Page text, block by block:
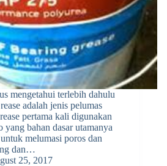
mengetahui terlebih dahulu
adalah jenis pelumas
pertama kali digunakan
yang bahan dasar utamanya
melumasi poros dan
dan…
25, 2017